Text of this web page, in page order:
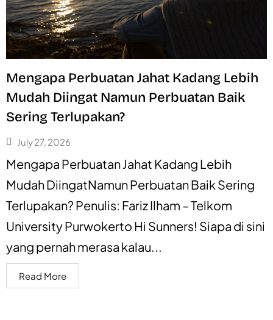
Mengapa Perbuatan Jahat Kadang Lebih
Mudah Diingat Namun Perbuatan Baik
Sering Terlupakan?
July 27, 2026
Mengapa Perbuatan Jahat Kadang Lebih
Mudah DiingatNamun Perbuatan Baik Sering
Terlupakan? Penulis: Fariz Ilham – Telkom
University Purwokerto Hi Sunners! Siapa di sini
yang pernah merasa kalau...
Read More